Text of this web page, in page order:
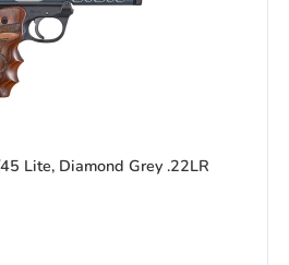
Lite, Diamond Grey .22LR